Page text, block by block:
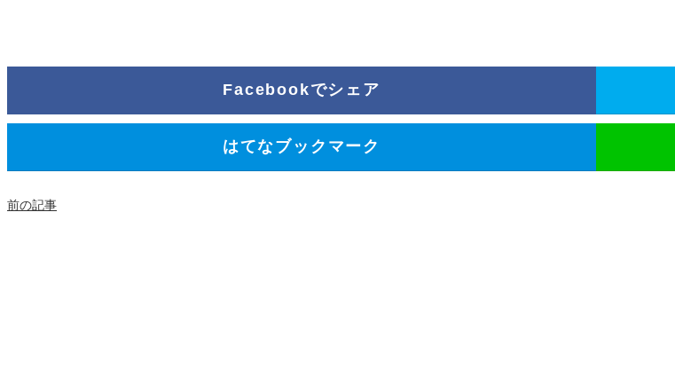
Facebookでシェア
はてなブックマーク
前の記事